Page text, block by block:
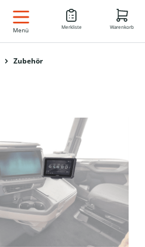
DE
Menü Merkliste Warenkorb
Zubehör